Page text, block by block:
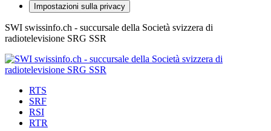
Impostazioni sulla privacy
SWI swissinfo.ch - succursale della Società svizzera di
radiotelevisione SRG SSR
RTS
SRF
RSI
RTR